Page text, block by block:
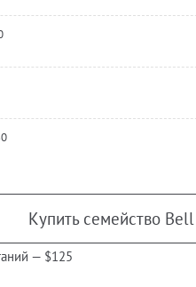
Купить семейство
— $125